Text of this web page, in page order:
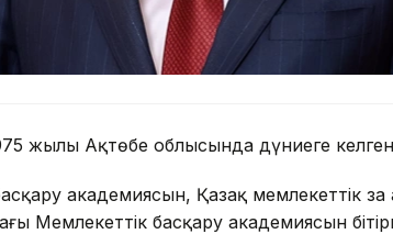
жылы Ақтөбе облысында дүниеге
академиясын, Қазақ мемлекеттік
Мемлекеттік басқару академиясын